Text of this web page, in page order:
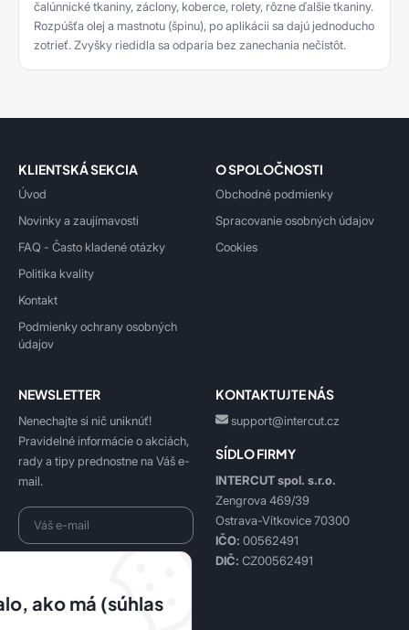
čalúnnické tkaniny, záclony, koberce, rolety, rôzne ďalšie tkaniny.
Rozpúšťa olej a mastnotu (špinu), po aplikácii sa dajú jednoducho
zotrieť. Zvyšky riedidla sa odparia bez zanechania nečistôt.
KLIENTSKÁ SEKCIA
Úvod
Novinky a zaujímavosti
FAQ - Často kladené otázky
Politika kvality
Kontakt
Podmienky ochrany osobných
údajov
O SPOLOČNOSTI
Obchodné podmienky
Spracovanie osobných údajov
Cookies
NEWSLETTER
Nenechajte si nič uniknúť!
Pravidelné informácie o akciách,
rady a tipy prednostne na Váš e-
mail.
Prihlásiť sa k odberu
KONTAKTUJTE NÁS
support@intercut.cz
SÍDLO FIRMY
INTERCUT spol. s.r.o.
Zengrova 469/39
Ostrava-Vítkovice 70300
IČO: 00562491
DIČ: CZ00562491
ako má (súhlas